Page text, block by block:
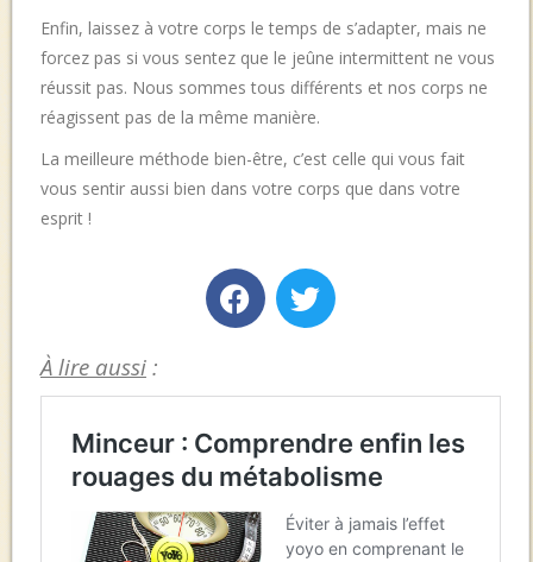
Enfin, laissez à votre corps le temps de s’adapter, mais ne
forcez pas si vous sentez que le jeûne intermittent ne vous
réussit pas. Nous sommes tous différents et nos corps ne
réagissent pas de la même manière.
La meilleure méthode bien-être, c’est celle qui vous fait
vous sentir aussi bien dans votre corps que dans votre
esprit !
À lire aussi: